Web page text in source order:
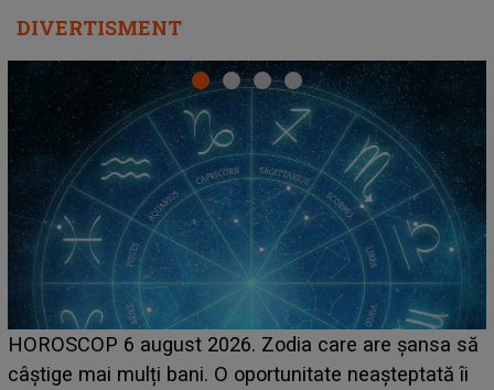
DIVERTISMENT
LINE-UP UNTOLD ONE, prima zi. Cine sunt artiștii
care deschid festivalul și de la ce ore au loc cele mai